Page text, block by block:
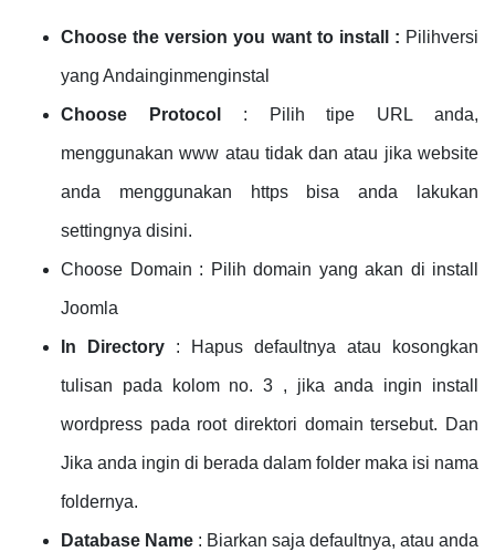
Choose the version you want to install : Pilihversi
yang Andainginmenginstal
Choose Protocol : Pilih tipe URL anda,
menggunakan www atau tidak dan atau jika website
anda menggunakan https bisa anda lakukan
settingnya disini.
Choose Domain : Pilih domain yang akan di install
Joomla
In Directory : Hapus defaultnya atau kosongkan
tulisan pada kolom no. 3 , jika anda ingin install
wordpress pada root direktori domain tersebut. Dan
Jika anda ingin di berada dalam folder maka isi nama
foldernya.
Database Name : Biarkan saja defaultnya, atau anda